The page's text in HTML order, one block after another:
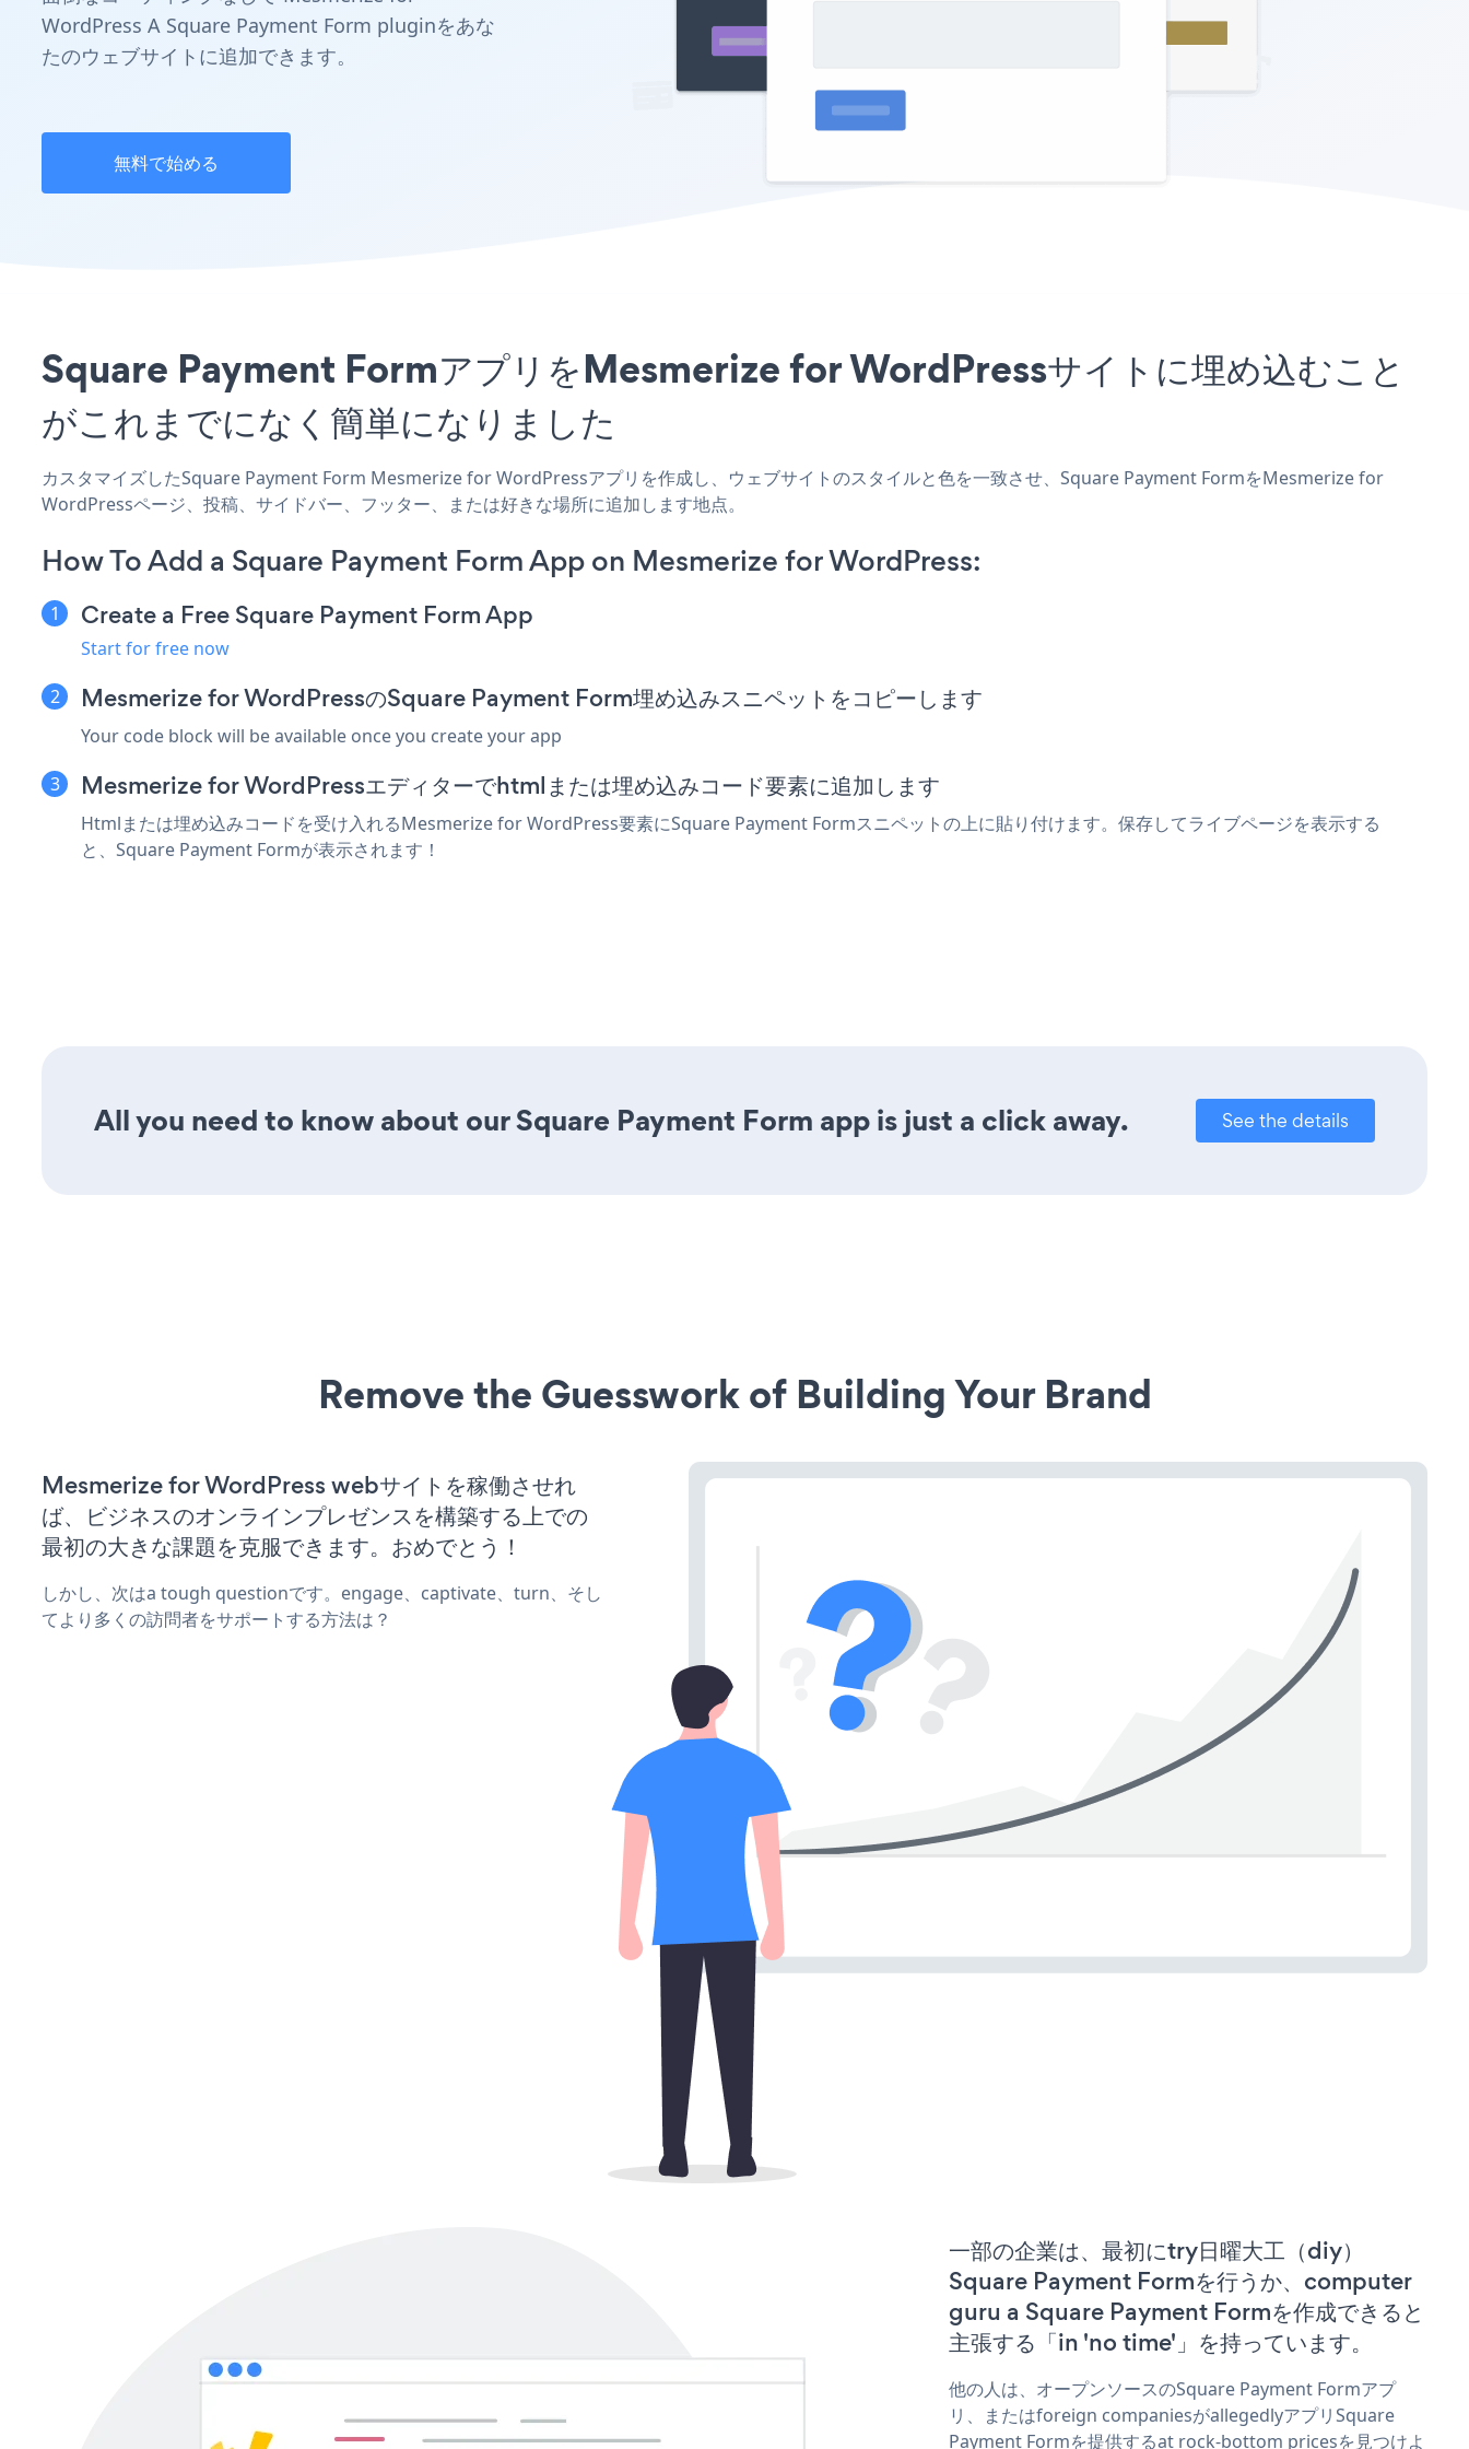
WordPress A Square Payment Form pluginをあな
たのウェブサイトに追加できます。
無料で始める
Square Payment FormアプリをMesmerize for WordPressサイトに埋め込むこと
がこれまでになく簡単になりました
カスタマイズしたSquare Payment Form Mesmerize for WordPressアプリを作成し、ウェブサイトのスタイルと色を一致させ、Square Payment FormをMesmerize for
WordPressページ、投稿、サイドバー、フッター、または好きな場所に追加します地点。
How To Add a Square Payment Form App on Mesmerize for WordPress:
Create a Free Square Payment Form App
Start for free now
Mesmerize for WordPressのSquare Payment Form埋め込みスニペットをコピーします
Your code block will be available once you create your app
Mesmerize for WordPressエディターでhtmlまたは埋め込みコード要素に追加します
Htmlまたは埋め込みコードを受け入れるMesmerize for WordPress要素にSquare Payment Formスニペットの上に貼り付けます。保存してライブページを表示する
と、Square Payment Formが表示されます！
All you need to know about our Square Payment Form app is just a click away. See the details
Remove the Guesswork of Building Your Brand
Mesmerize for WordPress webサイトを稼働させれ
ば、ビジネスのオンラインプレゼンスを構築する上での
最初の大きな課題を克服できます。おめでとう！
しかし、次はa tough questionです。engage、captivate、turn、そし
てより多くの訪問者をサポートする方法は？
一部の企業は、最初にtry日曜大工（diy）
Square Payment Formを行うか、computer
guru a Square Payment Formを作成できると
主張する「in 'no time'」を持っています。
他の人は、オープンソースのSquare Payment Formアプ
リ、またはforeign companiesがallegedlyアプリSquare
Payment Formを提供するat rock-bottom pricesを見つけよ